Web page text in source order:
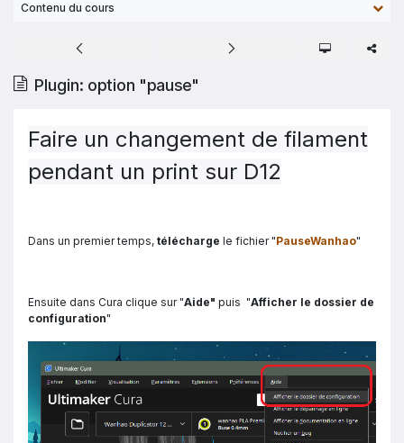
Contenu du cours
Plugin: option "pause"
Faire un changement de filament
pendant un print sur D12
Dans un premier temps, télécharge le fichier "PauseWanhao"
Ensuite dans Cura clique sur "Aide" puis "Afficher le dossier de
configuration"